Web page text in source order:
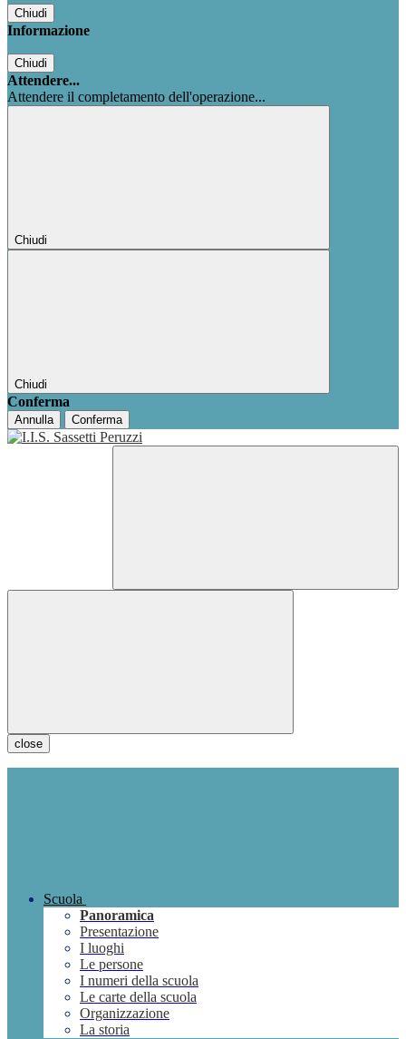
Chiudi
Informazione
Chiudi
Attendere...
Attendere il completamento dell'operazione...
Chiudi
Chiudi
Conferma
Annulla Conferma
close
Scuola
Panoramica
Presentazione
I luoghi
Le persone
I numeri della scuola
Le carte della scuola
Organizzazione
La storia